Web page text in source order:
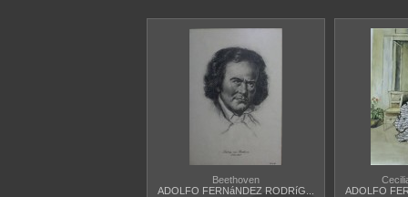
Beethoven
ADOLFO FERNáNDEZ RODRíG...
ADOLFO